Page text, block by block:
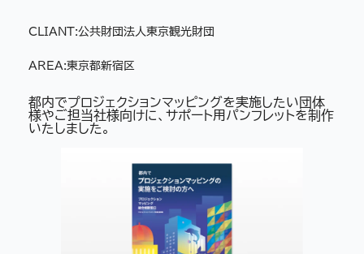
CLIANT:公共財団法人東京観光財団
AREA:東京都新宿区
都内でプロジェクションマッピングを実施したい団体
様やご担当社様向けに、サポート用パンフレットを制作
いたしました。